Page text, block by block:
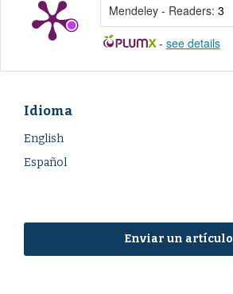
Mendeley - Readers: 3
- see details
Idioma
English
Español
Enviar un artículo